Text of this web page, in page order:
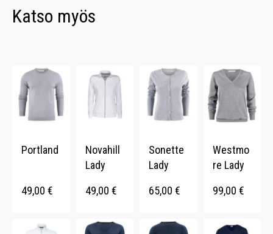
Katso myös
Portland
49,00 €
Novahill
Lady
49,00 €
Sonette
Lady
65,00 €
Westmo
re Lady
99,00 €